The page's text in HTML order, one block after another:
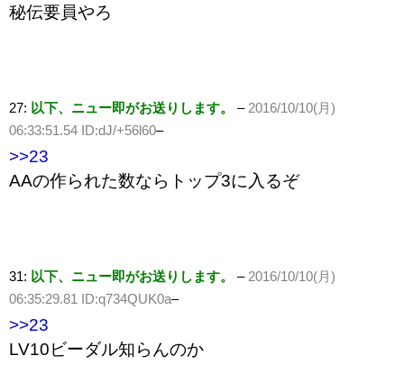
秘伝要員やろ
27: 以下、ニュー即がお送りします。 –2016/10/10(月)
06:33:51.54 ID:dJ/+56l60–
>>23
AAの作られた数ならトップ3に入るぞ
31: 以下、ニュー即がお送りします。 –2016/10/10(月)
06:35:29.81 ID:q734QUK0a–
>>23
LV10ビーダル知らんのか